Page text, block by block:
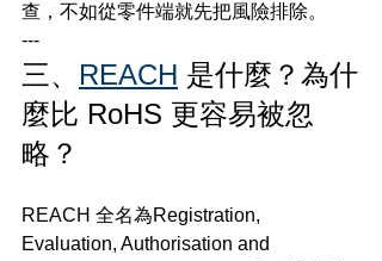
查，不如從零件端就先把風險排除。
---
三、 REACH 是什麼？為什
麼比 RoHS 更容易被忽
略？
REACH 全名為Registration,
Evaluation, Authorisation and